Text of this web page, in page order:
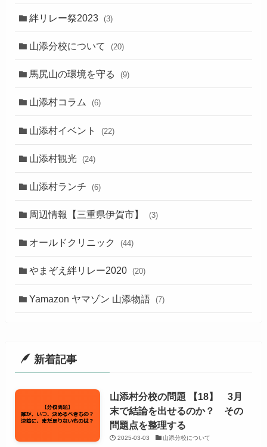
絆リレー祭2023 (3)
山添分校について (20)
馬尻山の環境を守る (9)
山添村コラム (6)
山添村イベント (22)
山添村観光 (24)
山添村ランチ (6)
周辺情報【三重県伊賀市】 (3)
オールドクリニック (44)
やまぞえ絆リレー2020 (20)
Yamazon ヤマゾン 山添物語 (7)
新着記事
山添村分校の問題 【18】 3月
末で結論を出せるのか？ その
問題点を整理する
2025-03-03 山添分校について